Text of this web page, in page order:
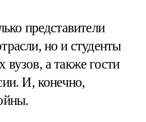
представители
но и студенты
а также гости
И, конечно,